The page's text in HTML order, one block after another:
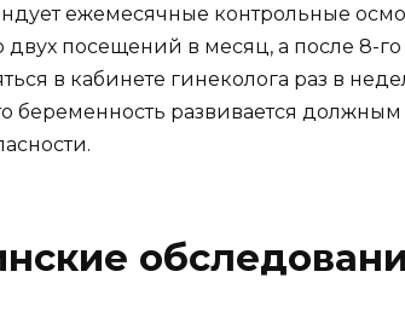
ежемесячные контрольные
двух посещений в месяц, а после 8-
в кабинете гинеколога раз в
беременность развивается